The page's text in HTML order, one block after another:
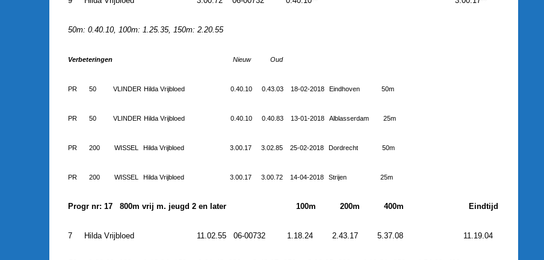
50m: 0.40.10, 100m: 1.25.35, 150m: 2.20.55
Verbeteringen Nieuw Oud
PR 50 VLINDER Hilda Vrijbloed 0.40.10 0.43.03 18-02-2018 Eindhoven 50m
PR 50 VLINDER Hilda Vrijbloed 0.40.10 0.40.83 13-01-2018 Alblasserdam 25m
PR 200 WISSEL Hilda Vrijbloed 3.00.17 3.02.85 25-02-2018 Dordrecht 50m
PR 200 WISSEL Hilda Vrijbloed 3.00.17 3.00.72 14-04-2018 Strijen 25m
Progr nr: 17 800m vrij m. jeugd 2 en later 100m 200m 400m Eindtijd
7 Hilda Vrijbloed 11.02.55 06-00732 1.18.24 2.43.17 5.37.08 11.19.04